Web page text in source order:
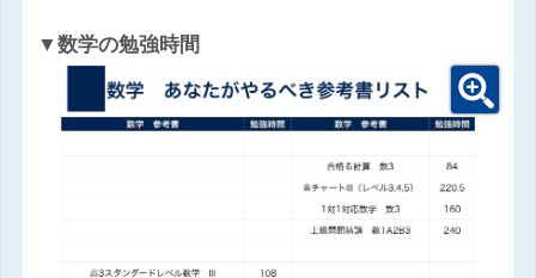
▼数学の勉強時間